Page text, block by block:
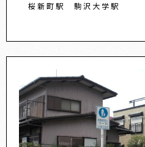
桜新町駅
駒沢大学駅